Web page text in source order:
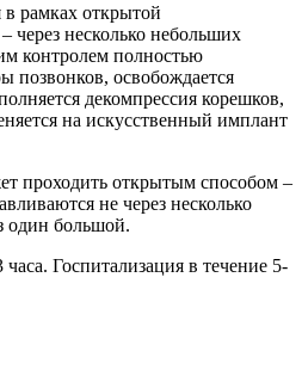
рамках открытой
через несколько небольших
контролем полностью
позвонков, освобождается
декомпрессия корешков,
на искусственный имплант
проходить открытым способом –
не через несколько
один большой.
Госпитализация в течение 5-